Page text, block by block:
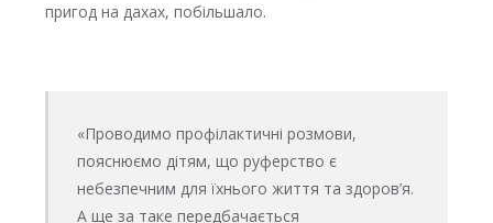
пригод на дахах, побільшало.
«Проводимо профілактичні розмови,
пояснюємо дітям, що руферство є
небезпечним для їхнього життя та здоров’я.
А ще за таке передбачається